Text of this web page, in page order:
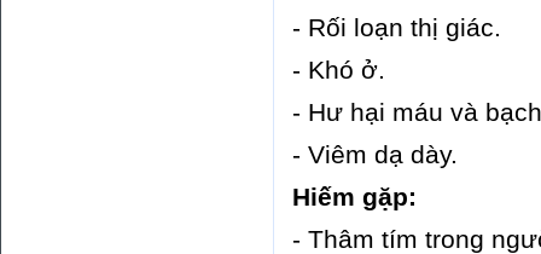
- Rối loạn thị giác.
- Khó ở.
- Hư hại máu và
- Viêm dạ dày.
Hiếm gặp:
- Thâm tím trong